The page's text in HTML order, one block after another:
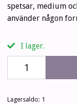
spetsar, medium
använder någon
I lager.
Lagersaldo: 1